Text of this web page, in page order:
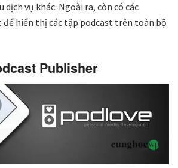
dịch vụ khác. Ngoài ra, còn có các
để hiển thị các tập podcast trên toàn bộ
Publisher